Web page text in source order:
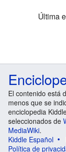
Última
El contenido está
menos que se
enciclopedia
seleccionados de
MediaWiki.
Kiddle Español
Política de